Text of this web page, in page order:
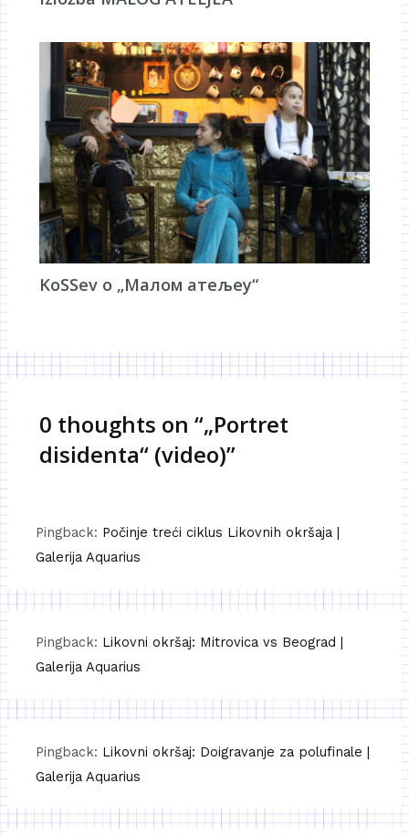
KoSSev о „Малом атељеу“
0 thoughts on “„Portret
disidenta“ (video)”
Pingback: Počinje treći ciklus Likovnih okršaja |
Galerija Aquarius
Pingback: Likovni okršaj: Mitrovica vs Beograd |
Galerija Aquarius
Pingback: Likovni okršaj: Doigravanje za polufinale |
Galerija Aquarius